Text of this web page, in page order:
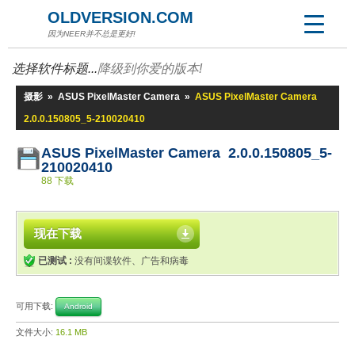
OLDVERSION.COM
因为NEER并不总是更好!
选择软件标题...降级到你爱的版本!
摄影 » ASUS PixelMaster Camera » ASUS PixelMaster Camera
2.0.0.150805_5-210020410
ASUS PixelMaster Camera 2.0.0.150805_5-
210020410
88 下载
现在下载
已测试 : 没有间谍软件、广告和病毒
可用下载: Android
文件大小: 16.1 MB